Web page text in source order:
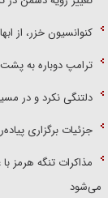
کنوانسیون خزر، از
ترامپ دوباره به
دلتنگی نکرد و در
جزئیات برگزاری
مذاکرات تنگه هرمز
می‌شود